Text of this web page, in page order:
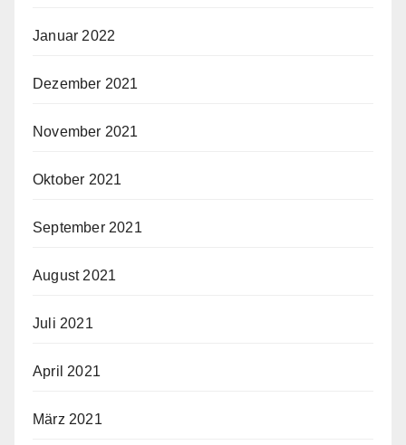
Januar 2022
Dezember 2021
November 2021
Oktober 2021
September 2021
August 2021
Juli 2021
April 2021
März 2021